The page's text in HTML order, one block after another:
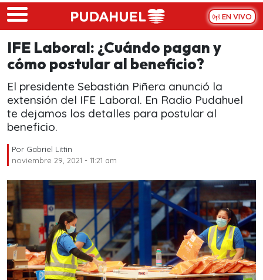
Skip to main content
EN VIVO
IFE Laboral: ¿Cuándo pagan y
cómo postular al beneficio?
El presidente Sebastián Piñera anunció la
extensión del IFE Laboral. En Radio Pudahuel
te dejamos los detalles para postular al
beneficio.
Por Gabriel Littin
noviembre 29, 2021 - 11:21 am